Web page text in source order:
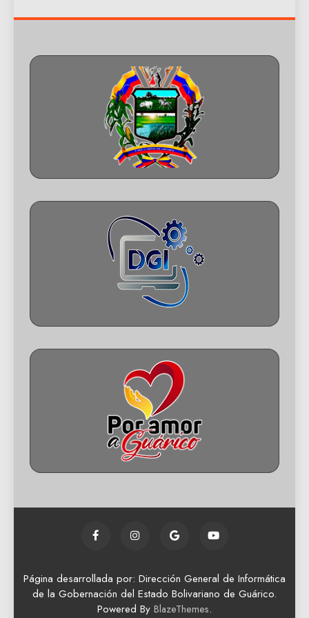
Página desarrollada por: Dirección General de Informática
de la Gobernación del Estado Bolivariano de Guárico.
Powered By BlazeThemes.